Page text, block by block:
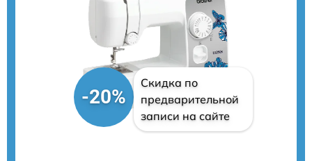
-20%
Скидка по
предварительной
записи на сайте